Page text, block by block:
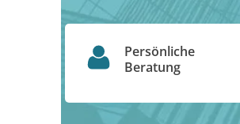
Persönliche
Beratung